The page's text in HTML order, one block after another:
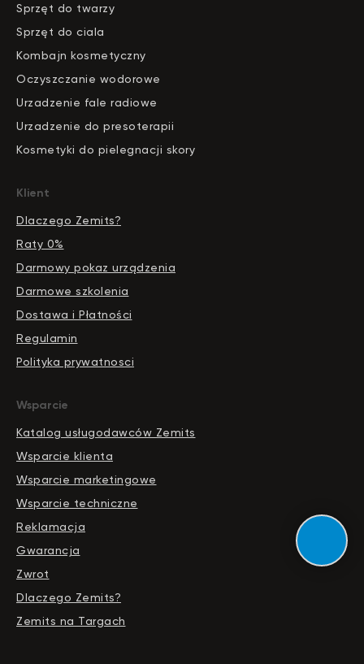
Sprzęt do twarzy
Sprzęt do ciala
Kombajn kosmetyczny
Oczyszczanie wodorowe
Urzadzenie fale radiowe
Urzadzenie do presoterapii
Kosmetyki do pielegnacji skory
Klient
Dlaczego Zemits?
Raty 0%
Darmowy pokaz urządzenia
Darmowe szkolenia
Dostawa i Płatności
Regulamin
Polityka prywatnosci
Wsparcie
Katalog usługodawców Zemits
Wsparcie klienta
Wsparcie marketingowe
Wsparcie techniczne
Reklamacja
Gwarancja
Zwrot
Dlaczego Zemits?
Zemits na Targach